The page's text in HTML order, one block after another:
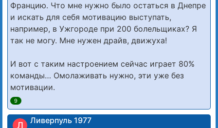
Францию. Что мне нужно было остаться в Днепре
и искать для себя мотивацию выступать,
например, в Ужгороде при 200 болельщиках? Я
так не могу. Мне нужен драйв, движуха!
И вот с таким настроением сейчас играет 80%
команды… Омолаживать нужно, эти уже без
мотивации.
9
Л Ливерпуль 1977